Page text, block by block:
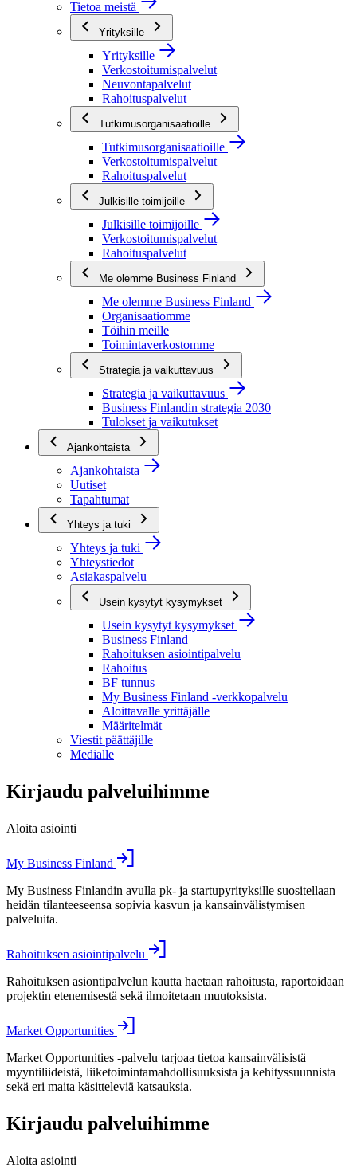
Tietoa meistä
Yrityksille
Yrityksille
Verkostoitumispalvelut
Neuvontapalvelut
Rahoituspalvelut
Tutkimusorganisaatioille
Tutkimusorganisaatioille
Verkostoitumispalvelut
Rahoituspalvelut
Julkisille toimijoille
Julkisille toimijoille
Verkostoitumispalvelut
Rahoituspalvelut
Me olemme Business Finland
Me olemme Business Finland
Organisaatiomme
Töihin meille
Toimintaverkostomme
Strategia ja vaikuttavuus
Strategia ja vaikuttavuus
Business Finlandin strategia 2030
Tulokset ja vaikutukset
Ajankohtaista
Ajankohtaista
Uutiset
Tapahtumat
Yhteys ja tuki
Yhteys ja tuki
Yhteystiedot
Asiakaspalvelu
Usein kysytyt kysymykset
Usein kysytyt kysymykset
Business Finland
Rahoituksen asiointipalvelu
Rahoitus
BF tunnus
My Business Finland -verkkopalvelu
Aloittavalle yrittäjälle
Määritelmät
Viestit päättäjille
Medialle
Kirjaudu palveluihimme
Aloita asiointi
My Business Finland
My Business Finlandin avulla pk- ja startupyrityksille suositellaan
heidän tilanteeseensa sopivia kasvun ja kansainvälistymisen
palveluita.
Rahoituksen asiointipalvelu
Rahoituksen asiontipalvelun kautta haetaan rahoitusta, raportoidaan
projektin etenemisestä sekä ilmoitetaan muutoksista.
Market Opportunities
Market Opportunities -palvelu tarjoaa tietoa kansainvälisistä
myyntiliideistä, liiketoimintamahdollisuuksista ja kehityssuunnista
sekä eri maita käsitteleviä katsauksia.
Kirjaudu palveluihimme
Aloita asiointi